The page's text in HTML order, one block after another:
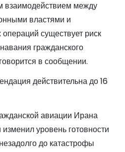
взаимодействием между
властями и
существует риск
гражданского
в сообщении.
действительна до 16
авиации Ирана
уровень готовности
до катастрофы